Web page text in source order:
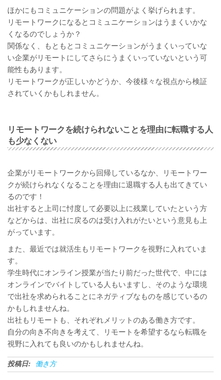
ほかにもコミュニケーションの問題がよく挙げられます。
リモートワークになるとコミュニケーションはうまくいかな
くなるのでしょうか？
関係なく、もともとコミュニケーションがうまくいっていな
い企業がリモートにしてさらにうまくいっていないという可
能性もあります。
リモートワークが正しいかどうか、今後様々な視点から検証
されていくかもしれません。
リモートワークを続けられないことを理由に転職する人
も少なくない
企業がリモートワークから回帰しているなか、リモートワー
クが続けられなくなることを理由に退職する人も出てきてい
るのです！
出社すると上司に忖度して必要以上に残業していたという方
などからは、出社に戻るのは受け入れがたいという意見も上
がっています。
また、最近では就活生もリモートワークを視野に入れていま
す。
学生時代にオンライン授業が当たり前だった世代で、中には
オンラインでバイトしている人もいますし、そのような環境
で出社を求められることにネガティブなものを感じているの
かもしれませんね。
出社もリモートも、それぞれメリットのある働き方です。
自分の向き不向きを考えて、リモートを希望するなら転職を
視野に入れても良いのかもしれませんね。
投稿日: 働き方